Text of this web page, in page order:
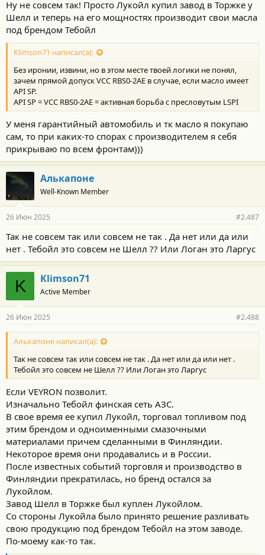
Ну не совсем так! Просто Лукойл купил завод в Торжке у
Шелл и теперь на его мощностях производит свои масла
под брендом Тебойл
Klimson71 написал(а):
Без иронии, извини, но в этом месте твоей логики не понял,
зачем прямой допуск VCC RBS0-2AE в случае, если масло имеет
API SP.
API SP = VCC RBS0-2AE = активная борьба с пресловутым LSPI
У меня гарантийный автомобиль и тк масло я покупаю
сам, то при каких-то спорах с производителем я себя
прикрываю по всем фронтам)))
Алькапоне
Well-Known Member
26 Июн 2025 #2.487
Так не совсем так или совсем не так . Да нет или да или
нет . Тебойл это совсем не Шелл ?? Или Логан это Ларгус
K Klimson71
Active Member
26 Июн 2025 #2.488
Алькапоне написал(а):
Так не совсем так или совсем не так . Да нет или да или нет .
Тебойл это совсем не Шелл ?? Или Логан это Ларгус
Если VEYRON позволит.
Изначально Тебойл финская сеть АЗС.
В свое время ее купил Лукойл, торговал топливом под
этим брендом и одноименными смазочными
материалами причем сделанными в Финляндии.
Некоторое время они продавались и в России.
После известных событий торговля и производство в
Финляндии прекратилась, но бренд остался за
Лукойлом.
Завод Шелл в Торжке был куплен Лукойлом.
Со стороны Лукойла было принято решение разливать
свою продукцию под брендом Тебойл на этом заводе.
По-моему как-то так.